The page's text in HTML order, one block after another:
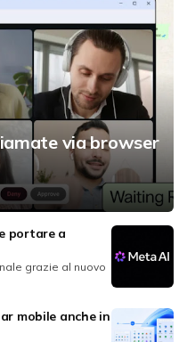
via browser
portare a
grazie al nuovo
mobile anche in